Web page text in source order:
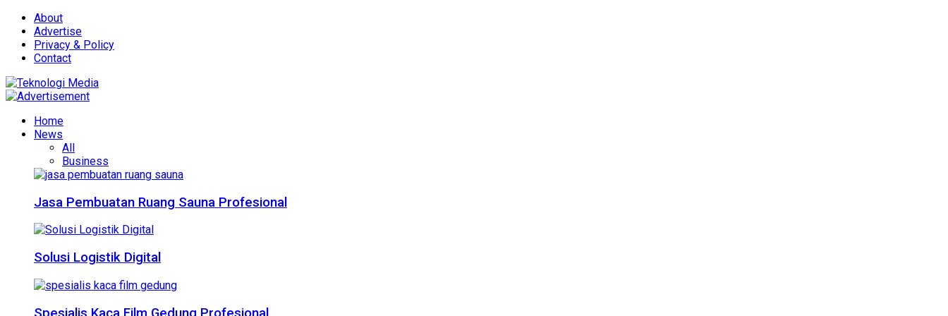
About
Advertise
Privacy & Policy
Contact
Home
News
All
Business
Jasa Pembuatan Ruang Sauna Profesional
Solusi Logistik Digital
Spesialis Kaca Film Gedung Profesional